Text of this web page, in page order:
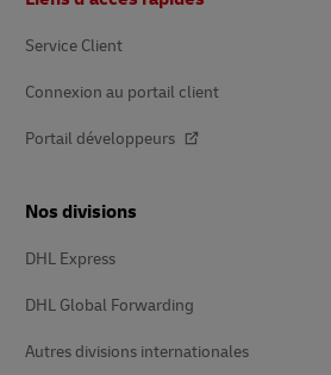
Service Client
Connexion au portail client
Portail développeurs
Nos divisions
DHL Express
DHL Global Forwarding
Autres divisions internationales